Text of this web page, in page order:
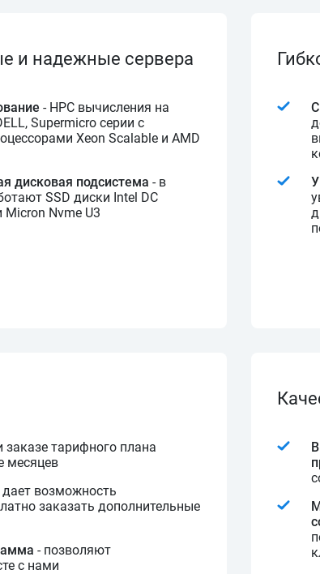
и надежные сервера
- HPC вычисления на
Supermicro серии с
Xeon Scalable и AMD
дисковая подсистема - в
SSD диски Intel DC
Nvme U3
заказе тарифного плана
месяцев
дает возможность
заказать дополнительные
- позволяют
с нами